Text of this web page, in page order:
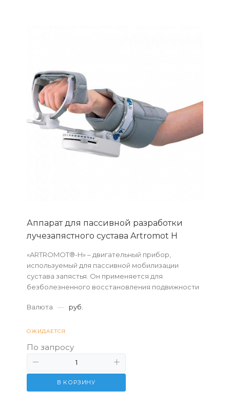
Аппарат для пассивной разработки
лучезапястного сустава Artromot H
«ARTROMOT®-H» – двигательный прибор,
используемый для пассивной мобилизации
сустава запястья. Он применяется для
безболезненного восстановления подвижности
обездвиживающего состояния...
Валюта — руб.
ОЖИДАЕТСЯ
По запросу
В КОРЗИНУ